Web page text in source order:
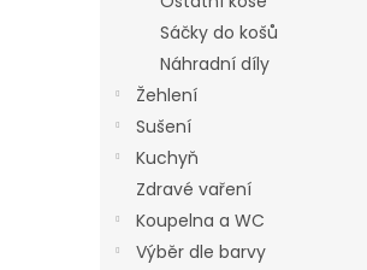
Sáčky do košů
Náhradní díly
Žehlení
Sušení
Kuchyň
Zdravé vaření
Koupelna a WC
Výběr dle barvy